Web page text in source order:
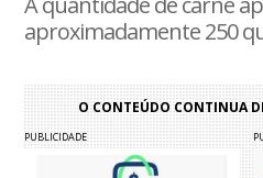
aproximadamente 250
O CONTEÚDO CONTINUA
PUBLICIDADE